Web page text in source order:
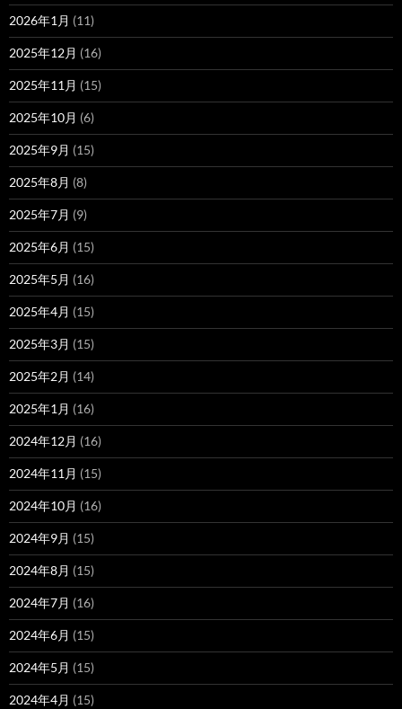
2026年1月 (11)
2025年12月 (16)
2025年11月 (15)
2025年10月 (6)
2025年9月 (15)
2025年8月 (8)
2025年7月 (9)
2025年6月 (15)
2025年5月 (16)
2025年4月 (15)
2025年3月 (15)
2025年2月 (14)
2025年1月 (16)
2024年12月 (16)
2024年11月 (15)
2024年10月 (16)
2024年9月 (15)
2024年8月 (15)
2024年7月 (16)
2024年6月 (15)
2024年5月 (15)
2024年4月 (15)